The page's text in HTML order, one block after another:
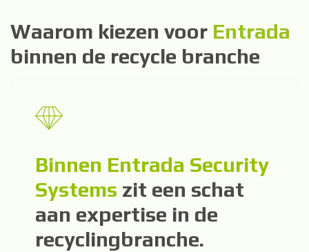
Waarom kiezen voor Entrada
binnen de recycle branche
Binnen Entrada Security
Systems zit een schat
aan expertise in de
recyclingbranche.